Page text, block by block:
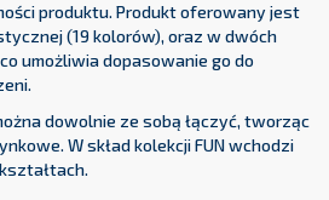
produktu. Produkt oferowany jest
(19 kolorów), oraz w dwóch
umożliwia dopasowanie go do
dowolnie ze sobą łączyć, tworząc
W skład kolekcji FUN wchodzi